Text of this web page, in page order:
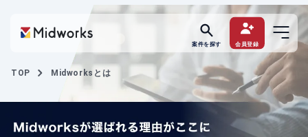
案件を探す 会員登録
TOP Midworksとは